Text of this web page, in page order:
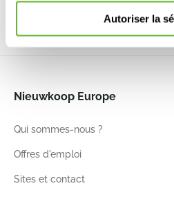
Autoriser la
100 40 50 100 40 50
Nieuwkoop Europe
Qui sommes-nous ?
Offres d'emploi
Sites et contact